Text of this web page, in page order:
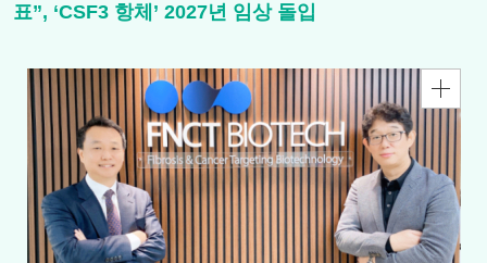
표”, ‘CSF3 항체’ 2027년 임상 돌입